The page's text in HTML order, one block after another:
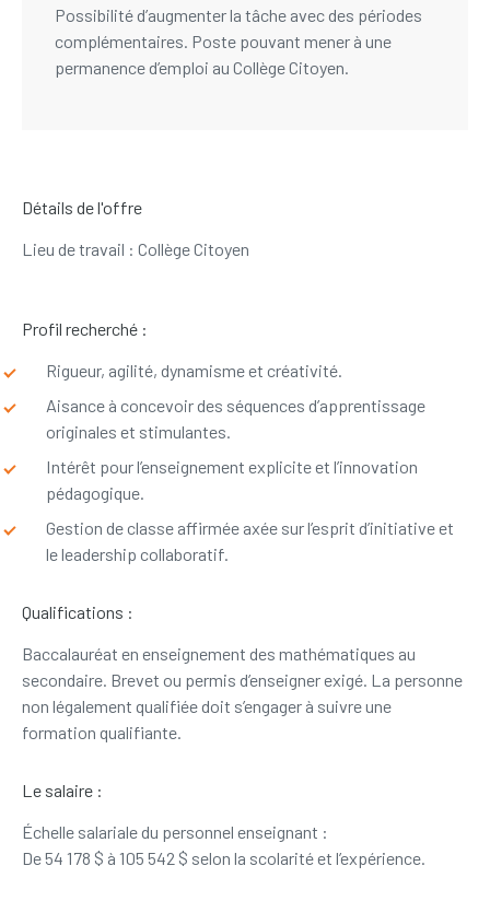
Possibilité d’augmenter la tâche avec des périodes
complémentaires. Poste pouvant mener à une
permanence d’emploi au Collège Citoyen.
Détails de l'offre
Lieu de travail : Collège Citoyen
Profil recherché :
Rigueur, agilité, dynamisme et créativité.
Aisance à concevoir des séquences d’apprentissage
originales et stimulantes.
Intérêt pour l’enseignement explicite et l’innovation
pédagogique.
Gestion de classe affirmée axée sur l’esprit d’initiative et
le leadership collaboratif.
Qualifications :
Baccalauréat en enseignement des mathématiques au
secondaire. Brevet ou permis d’enseigner exigé. La personne
non légalement qualifiée doit s’engager à suivre une
formation qualifiante.
Le salaire :
Échelle salariale du personnel enseignant :
De 54 178 $ à 105 542 $ selon la scolarité et l’expérience.